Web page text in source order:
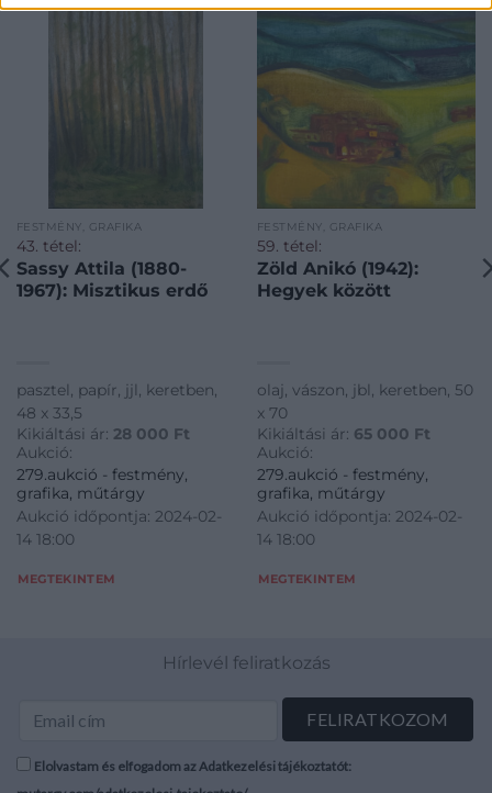
FESTMÉNY, GRAFIKA
43. tétel:
Sassy Attila (1880-
1967): Misztikus erdő
pasztel, papír, jjl, keretben,
48 x 33,5
Kikiáltási ár: 28 000 Ft
Aukció:
279.aukció - festmény,
grafika, műtárgy
Aukció időpontja: 2024-02-
14 18:00
MEGTEKINTEM
FESTMÉNY, GRAFIKA
59. tétel:
Zöld Anikó (1942):
Hegyek között
olaj, vászon, jbl, keretben, 50
x 70
Kikiáltási ár: 65 000 Ft
Aukció:
279.aukció - festmény,
grafika, műtárgy
Aukció időpontja: 2024-02-
14 18:00
MEGTEKINTEM
Hírlevél feliratkozás
Elolvastam és elfogadom az Adatkezelési tájékoztatót: